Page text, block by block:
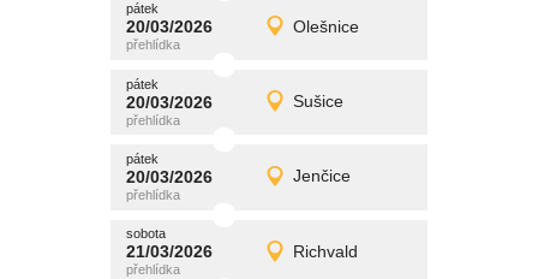
pátek
20/03/2026 Olešnice
pátek
20/03/2026 Detail
promítání
pátek
20/03/2026 Sušice
pátek
20/03/2026 Detail
promítání
pátek
20/03/2026 Jenčice
pátek
20/03/2026 Detail
promítání
sobota
21/03/2026 Richvald
sobota
21/03/2026 Detail
promítání